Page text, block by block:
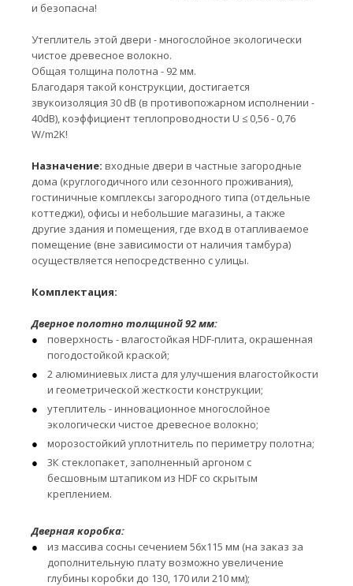
и безопасна!
Утеплитель этой двери - многослойное экологически
чистое древесное волокно.
Общая толщина полотна - 92 мм.
Благодаря такой конструкции, достигается
звукоизоляция 30 dB (в противопожарном исполнении -
40dB), коэффициент теплопроводности U ≤ 0,56 - 0,76
W/m2K!
Назначение: входные двери в частные загородные
дома (круглогодичного или сезонного проживания),
гостиничные комплексы загородного типа (отдельные
коттеджи), офисы и небольшие магазины, а также
другие здания и помещения, где вход в отапливаемое
помещение (вне зависимости от наличия тамбура)
осуществляется непосредственно с улицы.
Комплектация:
Дверное полотно толщиной 92 мм:
поверхность - влагостойкая HDF-плита, окрашенная
погодостойкой краской;
2 алюминиевых листа для улучшения влагостойкости
и геометрической жесткости конструкции;
утеплитель - инновационное многослойное
экологически чистое древесное волокно;
морозостойкий уплотнитель по периметру полотна;
3К стеклопакет, заполненный аргоном с
бесшовным штапиком из HDF со скрытым
креплением.
Дверная коробка:
из массива сосны сечением 56х115 мм (на заказ за
дополнительную плату возможно увеличение
глубины коробки до 130, 170 или 210 мм);